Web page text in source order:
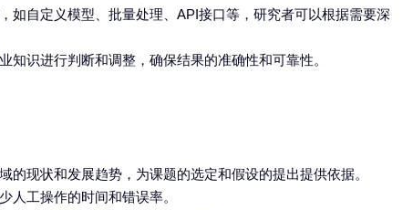
如自定义模型、批量处理、API接口等，研究者可以根据需要深
知识进行判断和调整，确保结果的准确性和可靠性。
的现状和发展趋势，为课题的选定和假设的提出提供依据。
人工操作的时间和错误率。